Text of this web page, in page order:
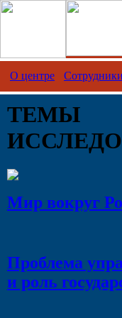
О центре Сотрудники
ТЕМЫ
Мир вокруг
Проблема
и роль